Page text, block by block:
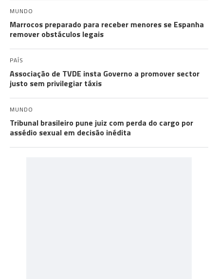
MUNDO
Marrocos preparado para receber menores se Espanha
remover obstáculos legais
PAÍS
Associação de TVDE insta Governo a promover sector
justo sem privilegiar táxis
MUNDO
Tribunal brasileiro pune juiz com perda do cargo por
assédio sexual em decisão inédita